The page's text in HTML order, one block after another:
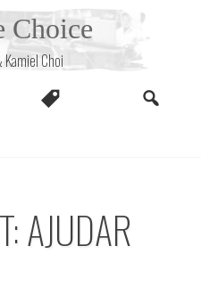
Choice
Kamiel Choi
AJUDAR